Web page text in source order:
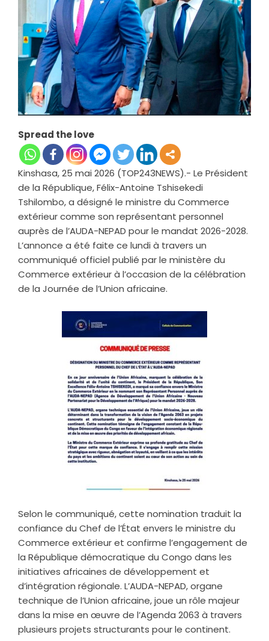
Spread the love
Kinshasa, 25 mai 2026 (TOP243NEWS).- Le Président
de la République, Félix-Antoine Tshisekedi
Tshilombo, a désigné le ministre du Commerce
extérieur comme son représentant personnel
auprès de l’AUDA-NEPAD pour le mandat 2026-2028.
L’annonce a été faite ce lundi à travers un
communiqué officiel publié par le ministère du
Commerce extérieur à l’occasion de la célébration
de la Journée de l’Union africaine.
Selon le communiqué, cette nomination traduit la
confiance du Chef de l’État envers le ministre du
Commerce extérieur et confirme l’engagement de
la République démocratique du Congo dans les
initiatives africaines de développement et
d’intégration régionale. L’AUDA-NEPAD, organe
technique de l’Union africaine, joue un rôle majeur
dans la mise en œuvre de l’Agenda 2063 à travers
plusieurs projets structurants pour le continent.